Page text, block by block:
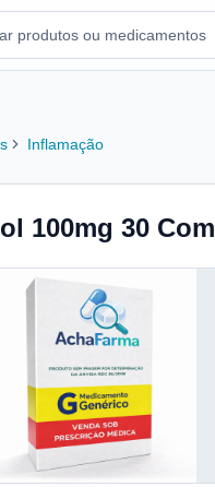
Inflamação
100mg 30